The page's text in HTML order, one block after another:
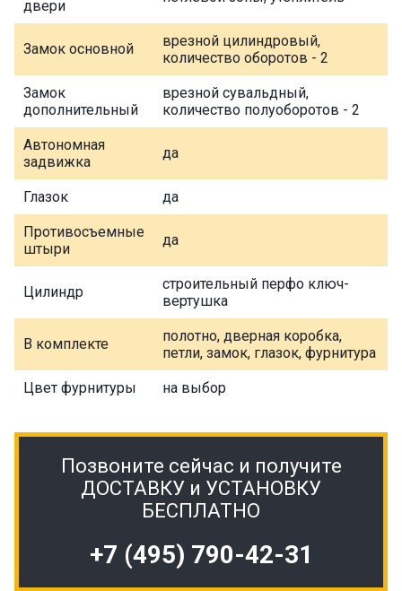
двери
Замок основной
врезной цилиндровый,
количество оборотов - 2
Замок
дополнительный
врезной сувальдный,
количество полуоборотов - 2
Автономная
задвижка
да
Глазок да
Противосъемные
штыри
да
Цилиндр
строительный перфо ключ-
вертушка
В комплекте
полотно, дверная коробка,
петли, замок, глазок, фурнитура
Цвет фурнитуры на выбор
Позвоните сейчас и получите
ДОСТАВКУ и УСТАНОВКУ
БЕСПЛАТНО
+7 (495) 790-42-31